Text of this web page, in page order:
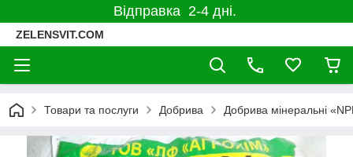
Відправка 2-4 дні.
ZELENSVIT.COM
Товари та послуги Добрива Добрива мінеральні